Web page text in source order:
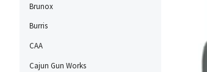
Brunox
Burris
CAA
Cajun Gun Works